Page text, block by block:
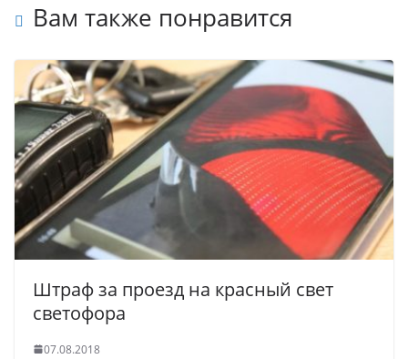
Вам также понравится
Штраф за проезд на красный свет
светофора
07.08.2018